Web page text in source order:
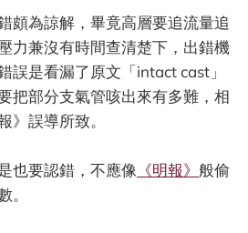
頗為諒解，畢竟高層要追流量追
力兼沒有時間查清楚下，出錯機
誤是看漏了原文「intact cast」
把部分支氣管咳出來有多難，相
》誤導所致。
也要認錯，不應像 《明報》 般偷
。